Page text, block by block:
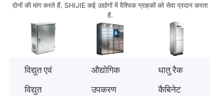
दोनों की मांग करते हैं. SHIJIE कई उद्योगों में वैश्विक ग्राहकों को सेवा प्रदान करता
है.
विद्युत एवं
विद्युत
औद्योगिक
उपकरण
धातु रैक
कैबिनेट